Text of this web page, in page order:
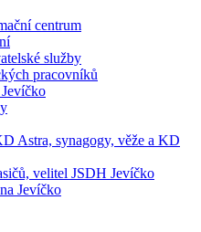
centrum
služby
pracovníků
Astra, synagogy, věže a KD
velitel JSDH Jevíčko
Jevíčko